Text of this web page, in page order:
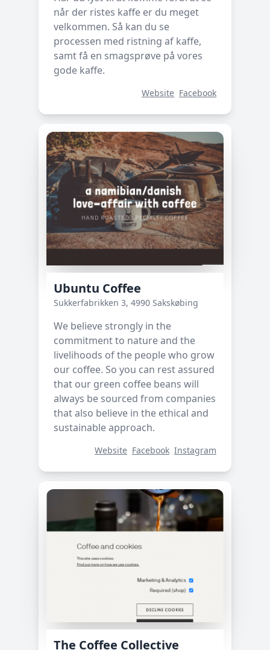
når der ristes kaffe er du meget
velkommen. Så kan du se
processen med ristning af kaffe,
samt få en smagsprøve på vores
gode kaffe.
Website Facebook
Ubuntu Coffee
Sukkerfabrikken 3, 4990 Sakskøbing
We believe strongly in the
commitment to nature and the
livelihoods of the people who grow
our coffee. So you can rest assured
that our green coffee beans will
always be sourced from companies
that also believe in the ethical and
sustainable approach.
Website Facebook Instagram
The Coffee Collective